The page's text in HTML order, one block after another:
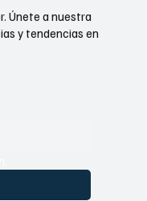
Únete a nuestra
y tendencias en